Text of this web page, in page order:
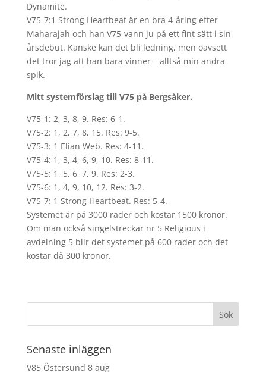
Dynamite.
V75-7:1 Strong Heartbeat är en bra 4-åring efter
Maharajah och han V75-vann ju på ett fint sätt i sin
årsdebut. Kanske kan det bli ledning, men oavsett
det tror jag att han bara vinner – alltså min andra
spik.
Mitt systemförslag till V75 på Bergsåker.
V75-1: 2, 3, 8, 9. Res: 6-1.
V75-2: 1, 2, 7, 8, 15. Res: 9-5.
V75-3: 1 Elian Web. Res: 4-11.
V75-4: 1, 3, 4, 6, 9, 10. Res: 8-11.
V75-5: 1, 5, 6, 7, 9. Res: 2-3.
V75-6: 1, 4, 9, 10, 12. Res: 3-2.
V75-7: 1 Strong Heartbeat. Res: 5-4.
Systemet är på 3000 rader och kostar 1500 kronor.
Om man också singelstreckar nr 5 Religious i
avdelning 5 blir det systemet på 600 rader och det
kostar då 300 kronor.
Senaste inläggen
V85 Östersund 8 aug